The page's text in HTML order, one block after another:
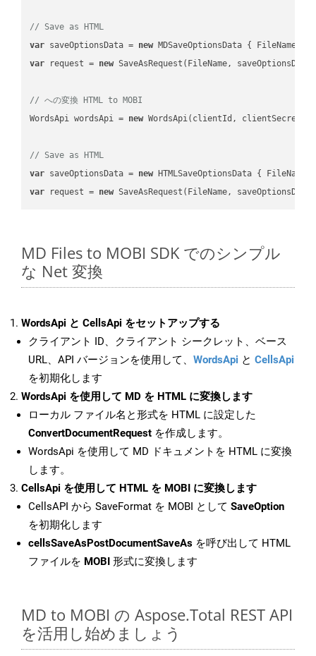
// Save as HTML
var saveOptionsData = new MDSaveOptionsData { FileName =
var request = new SaveAsRequest(FileName,
// への変換 HTML to MOBI
WordsApi wordsApi = new WordsApi(clientId, clientSecret);
// Save as HTML
var saveOptionsData = new HTMLSaveOptionsData { FileName
var request = new
MD Files to MOBI SDK でのシンプル
な Net 変換
WordsApi と CellsApi をセットアップする
クライアント ID、クライアント シークレット、ベース
URL、API バージョンを使用して、 WordsApi と CellsApi
を初期化します
WordsApi を使用して MD を HTML に変換します
ローカル ファイル名と形式を HTML に設定した
ConvertDocumentRequest を作成します。
WordsApi を使用して MD ドキュメントを HTML に変換
します。
CellsApi を使用して HTML を MOBI に変換します
CellsAPI から SaveFormat を MOBI として SaveOption
を初期化します
cellsSaveAsPostDocumentSaveAs を呼び出して HTML
ファイルを MOBI 形式に変換します
MD to MOBI の Aspose.Total REST API
を活用し始めましょう